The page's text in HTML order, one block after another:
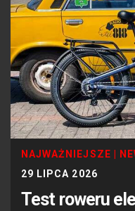
NAJWAŻNIEJSZE
29 LIPCA 2026
Test roweru